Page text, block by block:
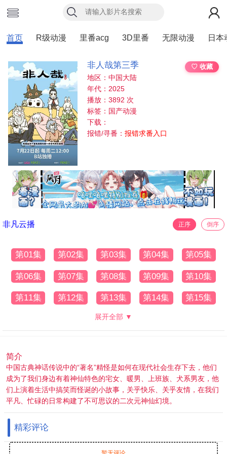
首页 R级动漫 里番acg 3D里番 无限动漫 日本
非人哉第三季
♡ 收藏
地区：中国大陆
年代：2025
播放：3892 次
标签：国产动漫
下载：
报错/寻番：报错求番入口
非凡云播 正序 倒序
第01集 第02集 第03集 第04集 第05集
第06集 第07集 第08集 第09集 第10集
第11集 第12集 第13集 第14集 第15集
展开全部 ▼
简介
中国古典神话传说中的“著名”精怪是如何在现代社会生存下去，他们
成为了我们身边有着神仙特色的宅女、暖男、上班族、犬系男友，他
们上演着生活中搞笑而怪诞的小故事，关乎快乐、关乎友情，在我们
平凡、忙碌的日常构建了不可思议的二次元神仙幻境。
精彩评论